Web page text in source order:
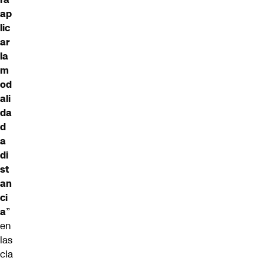
ap
lic
ar
la
m
od
ali
da
d
a
di
st
an
ci
a”
en
las
cla